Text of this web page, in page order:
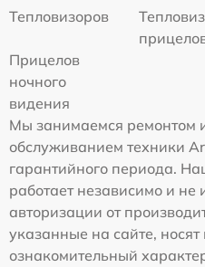
Тепловизоров
Прицелов
ночного
видения
Мы занимаемся ремонтом
обслуживанием техники
гарантийного периода.
работает независимо и
авторизации от
указанные на сайте,
ознакомительный